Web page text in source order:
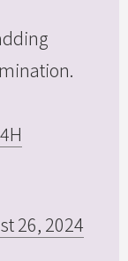
26, 2024